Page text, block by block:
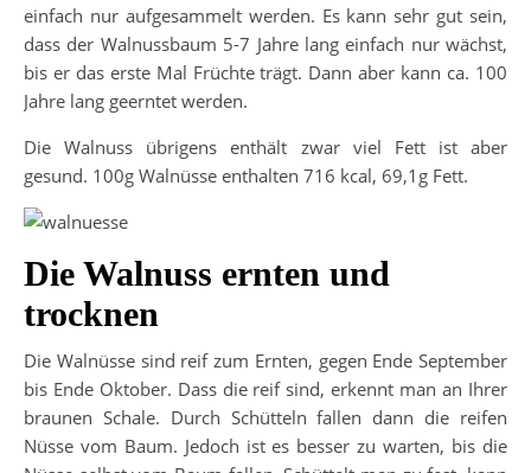
einfach nur aufgesammelt werden. Es kann sehr gut sein,
dass der Walnussbaum 5-7 Jahre lang einfach nur wächst,
bis er das erste Mal Früchte trägt. Dann aber kann ca. 100
Jahre lang geerntet werden.
Die Walnuss übrigens enthält zwar viel Fett ist aber
gesund. 100g Walnüsse enthalten 716 kcal, 69,1g Fett.
Die Walnuss ernten und
trocknen
Die Walnüsse sind reif zum Ernten, gegen Ende September
bis Ende Oktober. Dass die reif sind, erkennt man an Ihrer
braunen Schale. Durch Schütteln fallen dann die reifen
Nüsse vom Baum. Jedoch ist es besser zu warten, bis die